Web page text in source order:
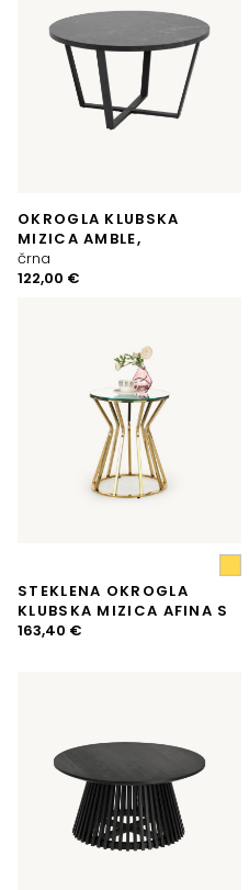
OKROGLA KLUBSKA
MIZICA AMBLE,
črna
122,00 €
STEKLENA OKROGLA
KLUBSKA MIZICA AFINA S
163,40 €